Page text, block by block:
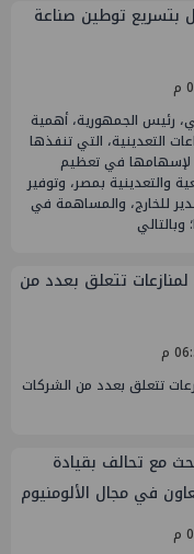
بتسريع توطين صناعة
رئيس الجمهورية، أهمية
التعدينية، التي تنفذها
لإسهامها في تعظيم
والتعدينية بمصر، وتوفير
للخارج، والمساهمة في
تتعلق بعدد من
تتعلق بعدد من الشركات
مع تحالف بقيادة
في مجال الألومنيوم